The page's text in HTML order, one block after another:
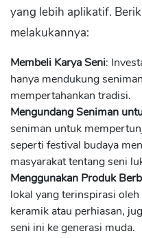
yang lebih aplikatif.
melakukannya:
Membeli Karya Seni:
hanya mendukung
mempertahankan tradisi.
Mengundang Seniman
seniman untuk
seperti festival budaya
masyarakat tentang seni
Menggunakan Produk
lokal yang terinspirasi
keramik atau perhiasan,
seni ini ke generasi muda.